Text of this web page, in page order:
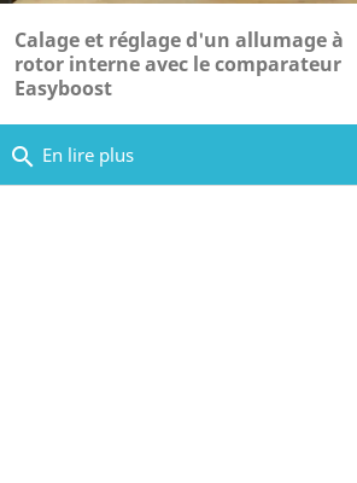
Calage et réglage d'un allumage à
rotor interne avec le comparateur
Easyboost
search En lire plus